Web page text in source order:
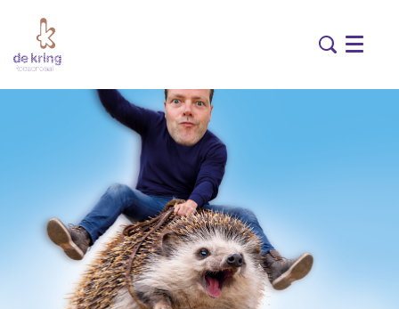
Menu